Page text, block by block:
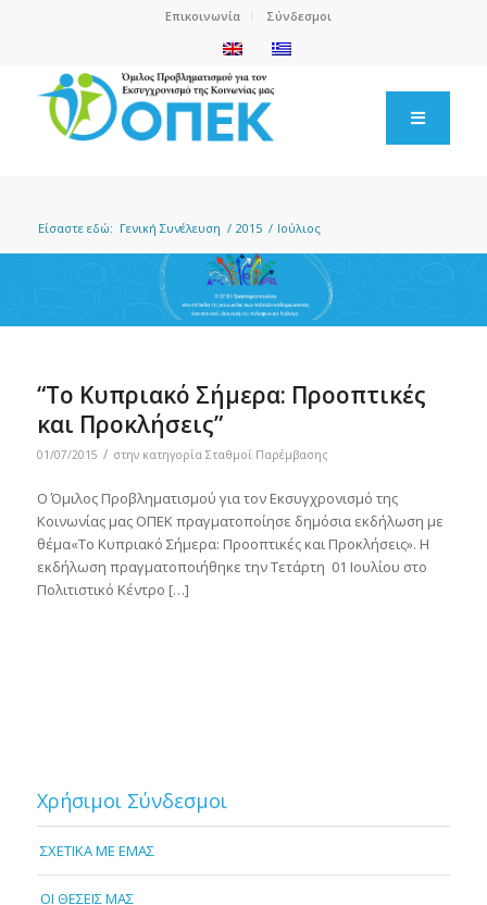
Επικοινωνία Σύνδεσμοι
Είσαστε εδώ: Γενική Συνέλευση / 2015 / Ιούλιος
“Το Κυπριακό Σήμερα: Προοπτικές
και Προκλήσεις”
01/07/2015 / στην κατηγορία Σταθμοί Παρέμβασης
O Όμιλος Προβληματισμού για τον Εκσυγχρονισμό της
Κοινωνίας μας ΟΠΕΚ πραγματοποίησε δημόσια εκδήλωση με
θέμα«Το Κυπριακό Σήμερα: Προοπτικές και Προκλήσεις». Η
εκδήλωση πραγματοποιήθηκε την Τετάρτη 01 Ιουλίου στο
Πολιτιστικό Κέντρο […]
Χρήσιμοι Σύνδεσμοι
ΣΧΕΤΙΚΑ ΜΕ ΕΜΑΣ
OI ΘΕΣΕΙΣ ΜΑΣ